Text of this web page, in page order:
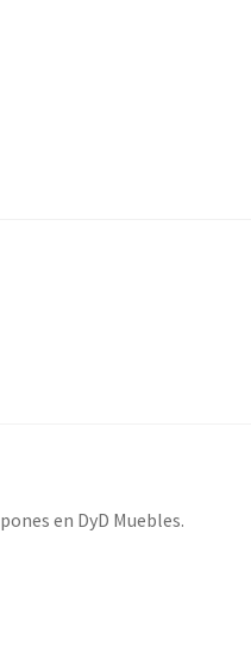
en DyD Muebles.